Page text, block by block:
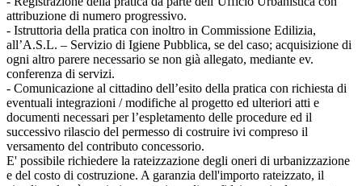
attribuzione di numero progressivo.
- Istruttoria della pratica con inoltro in Commissione Edilizia,
all’A.S.L. – Servizio di Igiene Pubblica, se del caso; acquisizione di
ogni altro parere necessario se non già allegato, mediante ev.
conferenza di servizi.
- Comunicazione al cittadino dell’esito della pratica con richiesta di
eventuali integrazioni / modifiche al progetto ed ulteriori atti e
documenti necessari per l’espletamento delle procedure ed il
successivo rilascio del permesso di costruire ivi compreso il
versamento del contributo concessorio.
E' possibile richiedere la rateizzazione degli oneri di urbanizzazione
e del costo di costruzione. A garanzia dell'importo rateizzato, il